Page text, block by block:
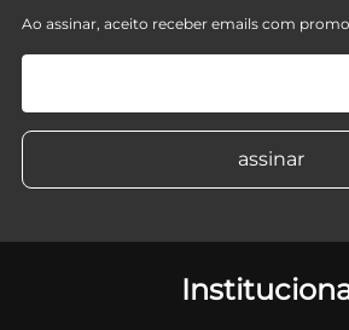
Ao assinar, aceito receber emails com